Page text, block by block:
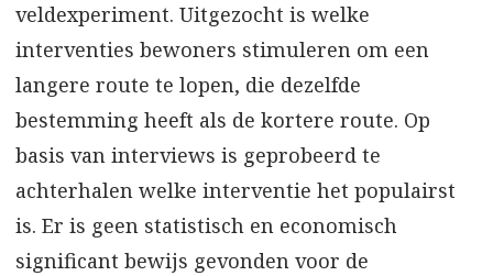
veldexperiment. Uitgezocht is welke
interventies bewoners stimuleren om een
langere route te lopen, die dezelfde
bestemming heeft als de kortere route. Op
basis van interviews is geprobeerd te
achterhalen welke interventie het populairst
is. Er is geen statistisch en economisch
significant bewijs gevonden voor de